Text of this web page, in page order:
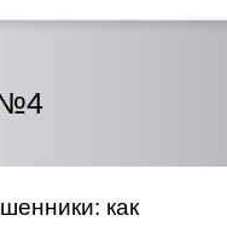
№4
как